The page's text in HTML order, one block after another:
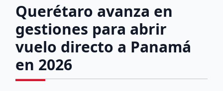
Querétaro avanza en
gestiones para abrir
vuelo directo a Panamá
en 2026